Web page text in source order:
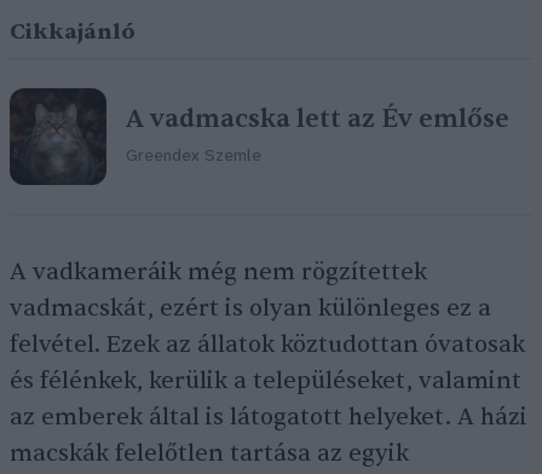
Cikkajánló
A vadmacska lett az Év emlőse
Greendex Szemle
A vadkameráik még nem rögzítettek
vadmacskát, ezért is olyan különleges ez a
felvétel. Ezek az állatok köztudottan óvatosak
és félénkek, kerülik a településeket, valamint
az emberek által is látogatott helyeket. A házi
macskák felelőtlen tartása az egyik